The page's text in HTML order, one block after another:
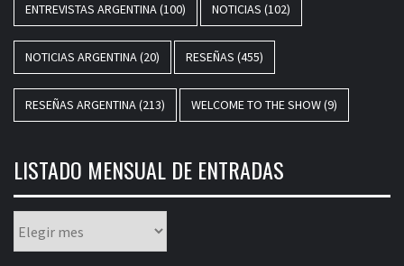
ENTREVISTAS ARGENTINA(100) NOTICIAS (102)
NOTICIAS ARGENTINA(20) RESEÑAS (455)
RESEÑAS ARGENTINA(213) WELCOME TO THE SHOW(9)
LISTADO MENSUAL DE ENTRADAS
mensual